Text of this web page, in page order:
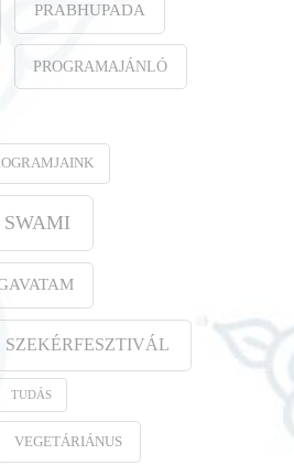
PRABHUPADA
PROGRAMAJÁNLÓ
SZEKÉRFESZTIVÁL
TUDÁS
VEGETÁRIÁNUS